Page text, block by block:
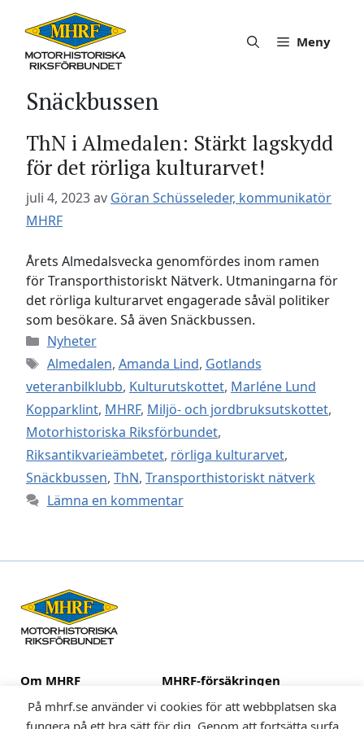
innehåll
Meny
Snäckbussen
ThN i Almedalen: Stärkt lagskydd
för det rörliga kulturarvet!
juli 4, 2023av Göran Schüsseleder, kommunikatör
MHRF
Årets Almedalsvecka genomfördes inom ramen
för Transporthistoriskt Nätverk. Utmaningarna för
det rörliga kulturarvet engagerade såväl politiker
som besökare. Så även Snäckbussen.
Kategorier
Nyheter
Etiketter
Almedalen, Amanda Lind, Gotlands
veteranbilklubb, Kulturutskottet, Marléne Lund
Kopparklint, MHRF, Miljö- och jordbruksutskottet,
Motorhistoriska Riksförbundet,
Riksantikvarieämbetet, rörliga kulturarvet,
Snäckbussen, ThN, Transporthistoriskt nätverk
Lämna en kommentar
Om MHRF
MHRF-försäkringen
Medlemsklubbar
Huvuduppdraget
Fordon
Kulturarv och museer
På mhrf.se använder vi cookies för att webbplatsen ska